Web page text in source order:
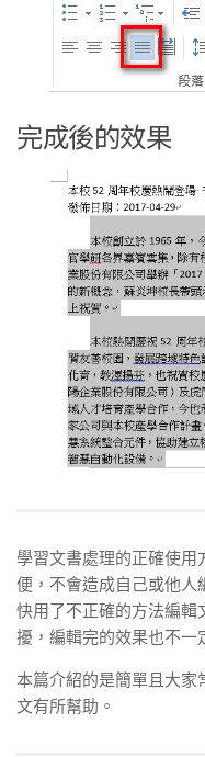
完成後的效果
學習文書處理的正確使用
便，不會造成自己或他人
快用了不正確的方法編輯
擾，編輯完的效果也不一
本篇介紹的是簡單且大家
文有所幫助。